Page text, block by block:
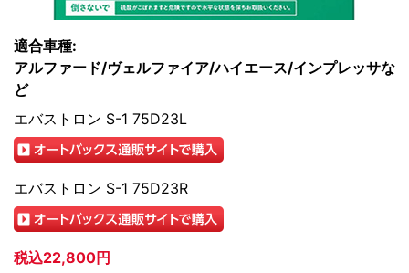
適合車種:
アルファード/ヴェルファイア/ハイエース/インプレッサな
ど
エバストロン S-1 75D23L
エバストロン S-1 75D23R
税込22,800円